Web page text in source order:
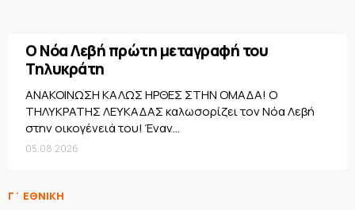
Ο Νόα Λεβή πρώτη μεταγραφή του
Τηλυκράτη
ΑΝΑΚΟΙΝΩΣΗ ΚΑΛΩΣ ΗΡΘΕΣ ΣΤΗΝ ΟΜΑΔΑ! Ο
ΤΗΛΥΚΡΑΤΗΣ ΛΕΥΚΑΔΑΣ καλωσορίζει τον Νόα Λεβή
στην οικογένειά του! Έναν...
05.08.2026
Γ΄ ΕΘΝΙΚΗ